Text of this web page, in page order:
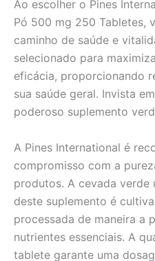
Ao escolher o Pines
Pó 500 mg 250 Tabletes,
caminho de saúde e
selecionado para
eficácia, proporcionando
sua saúde geral. Invista
poderoso suplemento
A Pines International é
compromisso com a
produtos. A cevada verde
deste suplemento é
processada de maneira a
nutrientes essenciais. A
tablete garante uma